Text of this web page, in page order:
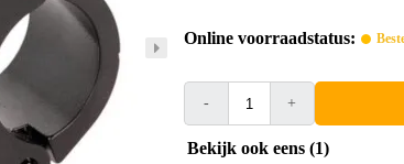
Online voorraadstatus:
- +
Bekijk ook eens (1)